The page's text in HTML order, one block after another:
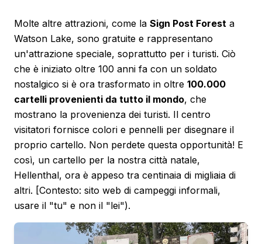
Molte altre attrazioni, come la Sign Post Forest a
Watson Lake, sono gratuite e rappresentano
un'attrazione speciale, soprattutto per i turisti. Ciò
che è iniziato oltre 100 anni fa con un soldato
nostalgico si è ora trasformato in oltre 100.000
cartelli provenienti da tutto il mondo, che
mostrano la provenienza dei turisti. Il centro
visitatori fornisce colori e pennelli per disegnare il
proprio cartello. Non perdete questa opportunità! E
così, un cartello per la nostra città natale,
Hellenthal, ora è appeso tra centinaia di migliaia di
altri. [Contesto: sito web di campeggi informali,
usare il "tu" e non il "lei").